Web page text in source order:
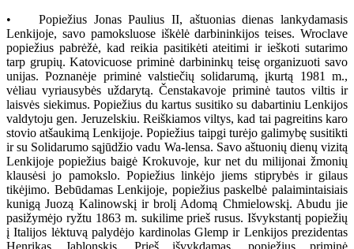
• Popiežius Jonas Paulius II, aštuonias dienas lankydamasis
Lenkijoje, savo pamoksluose iškėlė darbininkijos teises. Wroclave
popiežius pabrėžė, kad reikia pasitikėti ateitimi ir ieškoti sutarimo
tarp grupių. Katovicuose priminė darbininkų teisę organizuoti savo
unijas. Poznanėje priminė valstiečių solidarumą, įkurtą 1981 m.,
vėliau vyriausybės uždarytą. Čenstakavoje priminė tautos viltis ir
laisvės siekimus. Popiežius du kartus susitiko su dabartiniu Lenkijos
valdytoju gen. Jeruzelskiu. Reiškiamos viltys, kad tai pagreitins karo
stovio atšaukimą Lenkijoje. Popiežius taipgi turėjo galimybę susitikti
ir su Solidarumo sąjūdžio vadu Wa-lensa. Savo aštuonių dienų vizitą
Lenkijoje popiežius baigė Krokuvoje, kur net du milijonai žmonių
klausėsi jo pamokslo. Popiežius linkėjo jiems stiprybės ir gilaus
tikėjimo. Bebūdamas Lenkijoje, popiežius paskelbė palaimintaisiais
kunigą Juozą Kalinowskį ir brolį Adomą Chmielowskį. Abudu jie
pasižymėjo ryžtu 1863 m. sukilime prieš rusus. Išvykstantį popiežių
į Italijos lėktuvą palydėjo kardinolas Glemp ir Lenkijos prezidentas
Henrikas Jablonskis. Prieš išvykdamas, popiežius priminė